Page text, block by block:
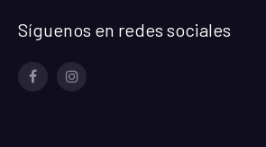
Síguenos en redes sociales